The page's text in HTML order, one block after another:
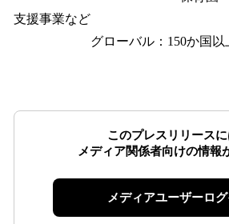
支援事業など
グローバル：150か国以上
このプレスリリースに
メディア関係者向けの情報
メディアユーザーロ